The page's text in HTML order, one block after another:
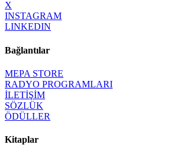
X
INSTAGRAM
LINKEDIN
Bağlantılar
MEPA STORE
RADYO PROGRAMLARI
İLETİŞİM
SÖZLÜK
ÖDÜLLER
Kitaplar